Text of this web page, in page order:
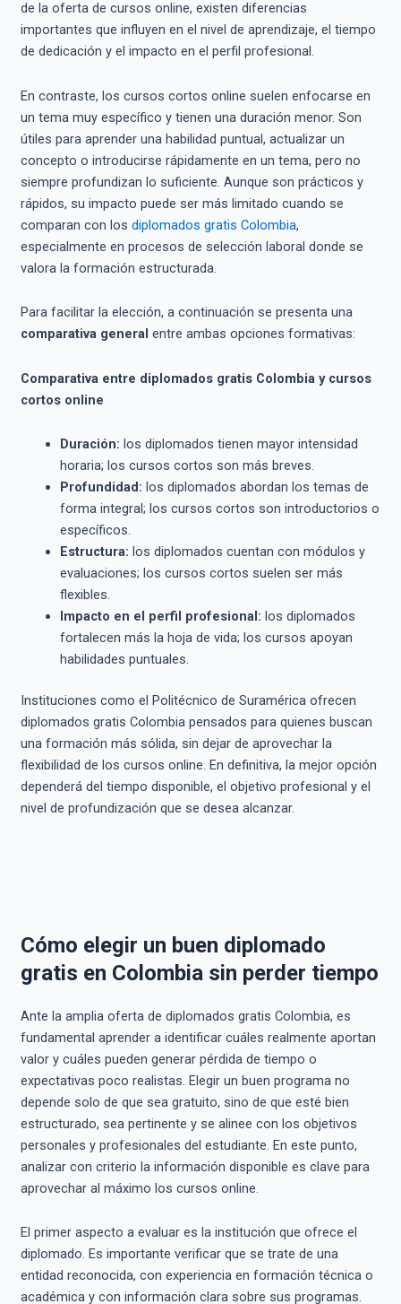
de la oferta de cursos online, existen diferencias
importantes que influyen en el nivel de aprendizaje, el tiempo
de dedicación y el impacto en el perfil profesional.
En contraste, los cursos cortos online suelen enfocarse en
un tema muy específico y tienen una duración menor. Son
útiles para aprender una habilidad puntual, actualizar un
concepto o introducirse rápidamente en un tema, pero no
siempre profundizan lo suficiente. Aunque son prácticos y
rápidos, su impacto puede ser más limitado cuando se
comparan con los diplomados gratis Colombia,
especialmente en procesos de selección laboral donde se
valora la formación estructurada.
Para facilitar la elección, a continuación se presenta una
comparativa general entre ambas opciones formativas:
Comparativa entre diplomados gratis Colombia y cursos
cortos online
Duración: los diplomados tienen mayor intensidad
horaria; los cursos cortos son más breves.
Profundidad: los diplomados abordan los temas de
forma integral; los cursos cortos son introductorios o
específicos.
Estructura: los diplomados cuentan con módulos y
evaluaciones; los cursos cortos suelen ser más
flexibles.
Impacto en el perfil profesional: los diplomados
fortalecen más la hoja de vida; los cursos apoyan
habilidades puntuales.
Instituciones como el Politécnico de Suramérica ofrecen
diplomados gratis Colombia pensados para quienes buscan
una formación más sólida, sin dejar de aprovechar la
flexibilidad de los cursos online. En definitiva, la mejor opción
dependerá del tiempo disponible, el objetivo profesional y el
nivel de profundización que se desea alcanzar.
Cómo elegir un buen diplomado
gratis en Colombia sin perder tiempo
Ante la amplia oferta de diplomados gratis Colombia, es
fundamental aprender a identificar cuáles realmente aportan
valor y cuáles pueden generar pérdida de tiempo o
expectativas poco realistas. Elegir un buen programa no
depende solo de que sea gratuito, sino de que esté bien
estructurado, sea pertinente y se alinee con los objetivos
personales y profesionales del estudiante. En este punto,
analizar con criterio la información disponible es clave para
aprovechar al máximo los cursos online.
El primer aspecto a evaluar es la institución que ofrece el
diplomado. Es importante verificar que se trate de una
entidad reconocida, con experiencia en formación técnica o
académica y con información clara sobre sus programas.